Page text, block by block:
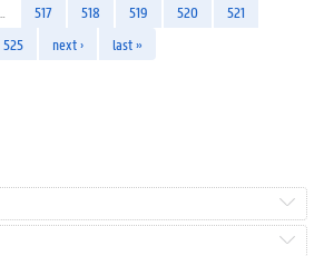
517 518 519 520
521
525 next › last »